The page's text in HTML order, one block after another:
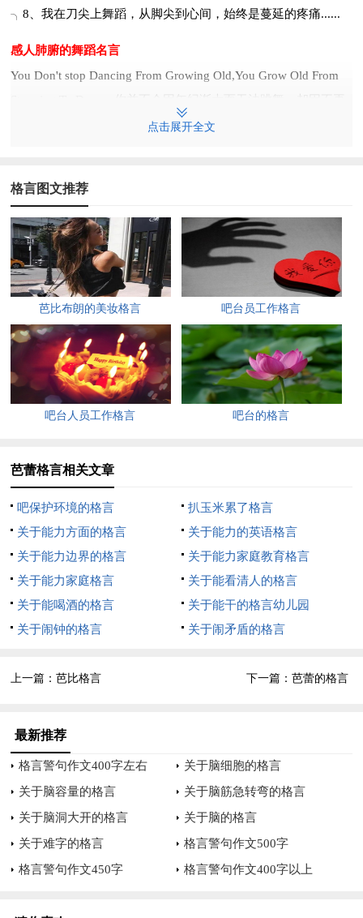
╮8、我在刀尖上舞蹈，从脚尖到心间，始终是蔓延的疼痛......
感人肺腑的舞蹈名言
You Don't stop Dancing From Growing Old,You Grow Old From
跳舞而年老…------------------------------------------------------------------
Ruth Katz-----------------------------------------------------------------------
---------The dance is the mother of all languages.-R.G. Collingwood
舞蹈是语言之母--R.G. Collingwood--------------------------------------
------------------------------------------Dancers are instruments,like a
piano the choreographer plays.-George balanchinc舞者如被编舞
----------------------------------------Music is an invisible dance,as
dancing is silent musie.-Anonymous音乐是一种无形的舞蹈，就
如舞蹈是无声的音乐--佚名-------------------------------------------------
-------------------------------If the dance is right,there shouldn't be a
该有任何多余的动作--Fred Astaire----------------------------------------
---------------------------------------Never criticize your dance partner.-
Brave Combo永远不要挑剔你的舞伴--Brave Combo-----------------
---------------------------------------------------------------Dancing allows
me to explore myself in so .many ways, to leam about my
limitations and strengths, my ability to cope with adversith and to
go farther than I thought I could.You find out what you're made of.
---A.Asnce舞蹈让我用很多方式探索自己，学习知导自己的极限
自己是哪块料------------------------------------------------------------------
throughout their careers to the continual corrections of daily class.
即使是最伟大的舞者也必须在他们的职业生涯中每日不断的进行
anonymous---------------------------------------------------------------------
-----------Behind each victory is a long train of suffering! ---
Anonymous 在每一个胜利的背後都是一段很长时间的艰苦训
点击展开全文
格言图文推荐
芭比布朗的美妆格言 吧台员工作格言
吧台人员工作格言 吧台的格言
芭蕾格言相关文章
吧保护环境的格言
扒玉米累了格言
关于能力方面的格言
关于能力的英语格言
关于能力边界的格言
关于能力家庭教育格言
关于能力家庭格言
关于能看清人的格言
关于能喝酒的格言
关于能干的格言幼儿园
关于闹钟的格言
关于闹矛盾的格言
上一篇：芭比格言 下一篇：芭蕾的格言
最新推荐
格言警句作文400字左右
关于脑细胞的格言
关于脑容量的格言
关于脑筋急转弯的格言
关于脑洞大开的格言
关于脑的格言
关于难字的格言
格言警句作文500字
格言警句作文450字
格言警句作文400字以上